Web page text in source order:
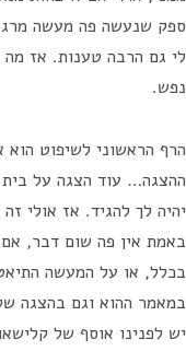
ספק שנעשה פה מעשה
לי גם הרבה טענות. אז מה
נפש.
הרף הראשוני לשיפוט
ההצגה… עוד הצגה על
יהיה לך להגיד. אז אולי
באמת אין פה שום דבר,
בכלל, או על המעשה
במאמר ההוא וגם בהצגה
יש לפנינו אוסף של